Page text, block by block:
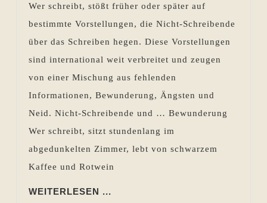
das
Schreiben
denken
Wer schreibt, stößt früher oder später auf
bestimmte Vorstellungen, die Nicht-Schreibende
über das Schreiben hegen. Diese Vorstellungen
sind international weit verbreitet und zeugen
von einer Mischung aus fehlenden
Informationen, Bewunderung, Ängsten und
Neid. Nicht-Schreibende und … Bewunderung
Wer schreibt, sitzt stundenlang im
abgedunkelten Zimmer, lebt von schwarzem
Kaffee und Rotwein
WEITERLESEN ...